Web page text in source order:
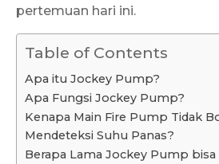
pertemuan hari ini.
Table of Contents
Apa itu Jockey Pump?
Apa Fungsi Jockey Pump?
Kenapa Main Fire Pump Tidak
Mendeteksi Suhu Panas?
Berapa Lama Jockey Pump bisa